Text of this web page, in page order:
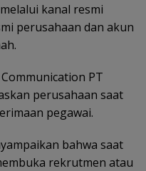
kanal resmi
perusahaan dan akun
PT
perusahaan saat
pegawai.
bahwa saat
rekrutmen atau